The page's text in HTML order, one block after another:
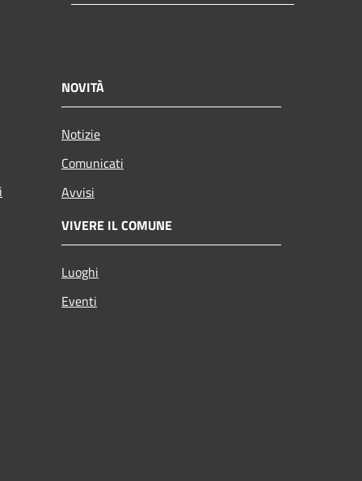
NOVITÀ
Notizie
Comunicati
Avvisi
VIVERE IL COMUNE
Luoghi
Eventi